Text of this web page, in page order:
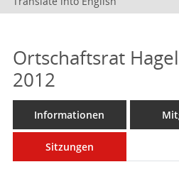
Ortschaftsrat
2012
Informationen
Sitzungen